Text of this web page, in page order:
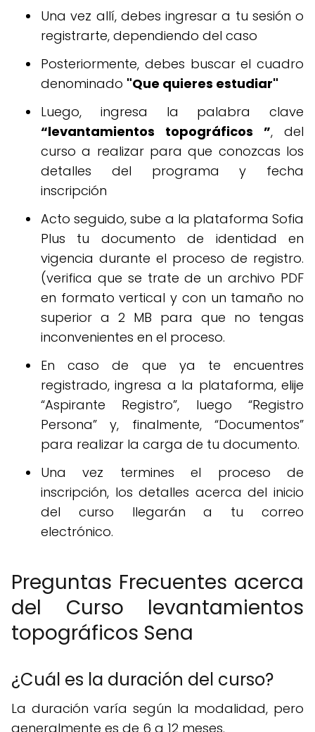
Una vez allí, debes ingresar a tu sesión o
registrarte, dependiendo del caso
Posteriormente, debes buscar el cuadro
denominado "Que quieres estudiar"
Luego, ingresa la palabra clave
“levantamientos topográficos ”, del
curso a realizar para que conozcas los
detalles del programa y fecha
inscripción
Acto seguido, sube a la plataforma Sofia
Plus tu documento de identidad en
vigencia durante el proceso de registro.
(verifica que se trate de un archivo PDF
en formato vertical y con un tamaño no
superior a 2 MB para que no tengas
inconvenientes en el proceso.
En caso de que ya te encuentres
registrado, ingresa a la plataforma, elije
“Aspirante Registro”, luego “Registro
Persona” y, finalmente, “Documentos”
para realizar la carga de tu documento.
Una vez termines el proceso de
inscripción, los detalles acerca del inicio
del curso llegarán a tu correo
electrónico.
Preguntas Frecuentes acerca
del Curso levantamientos
topográficos Sena
¿Cuál es la duración del curso?
La duración varía según la modalidad, pero
generalmente es de 6 a 12 meses.